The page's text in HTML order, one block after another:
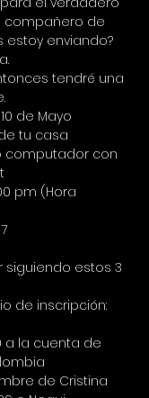
compañero de
estoy enviando?
tendré una
de Mayo
tu casa
computador con
pm (Hora
siguiendo estos 3
de inscripción:
a la cuenta de
de Cristina